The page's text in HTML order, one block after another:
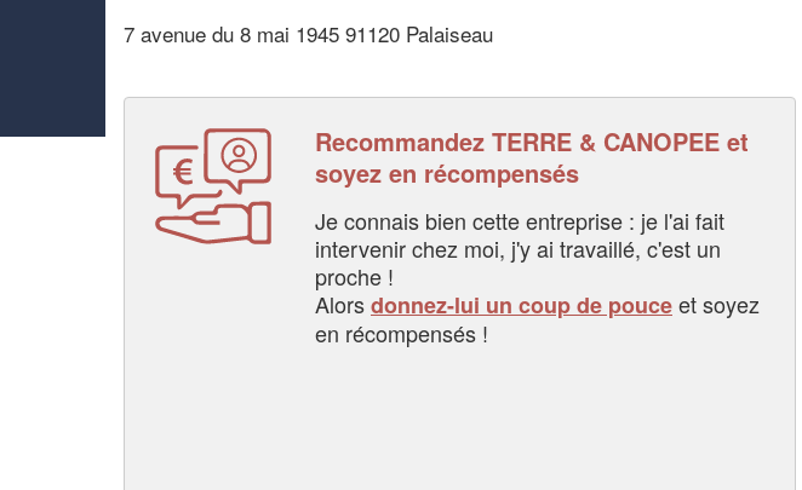
7 avenue du 8 mai 1945 91120 Palaiseau
Recommandez TERRE & CANOPEE et
soyez en récompensés
Je connais bien cette entreprise : je l'ai fait
intervenir chez moi, j'y ai travaillé, c'est un
proche !
Alorsdonnez-lui un coup de pouceet soyez
en récompensés !